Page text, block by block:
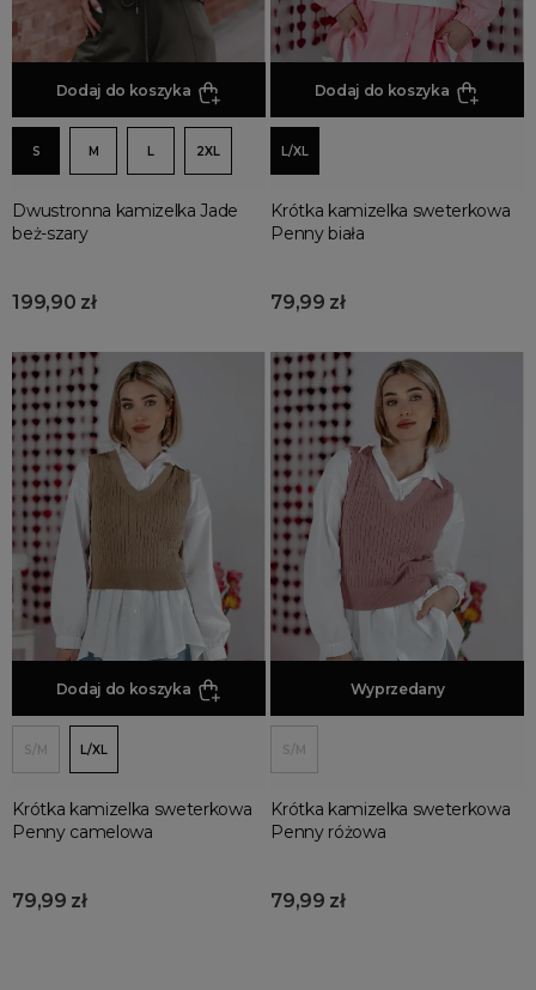
Dodaj do koszyka
S M L 2XL
Dwustronna kamizelka Jade
beż-szary
199,90 zł
Dodaj do koszyka
L/XL
Krótka kamizelka sweterkowa
Penny biała
79,99 zł
Dodaj do koszyka
S/M L/XL
Krótka kamizelka sweterkowa
Penny camelowa
79,99 zł
Dodaj do koszyka
Wyprzedany
S/M
Krótka kamizelka sweterkowa
Penny różowa
79,99 zł